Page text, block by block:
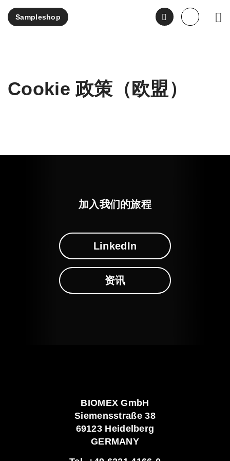
Sampleshop
Cookie 政策（欧盟）
加入我们的旅程
LinkedIn
资讯
BIOMEX GmbH
Siemensstraße 38
69123 Heidelberg
GERMANY